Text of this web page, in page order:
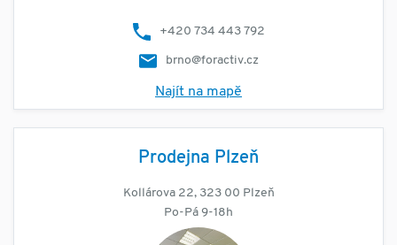
+420 734 443 792
brno@foractiv.cz
Najít na mapě
Prodejna Plzeň
Kollárova 22, 323 00 Plzeň
Po-Pá 9-18h